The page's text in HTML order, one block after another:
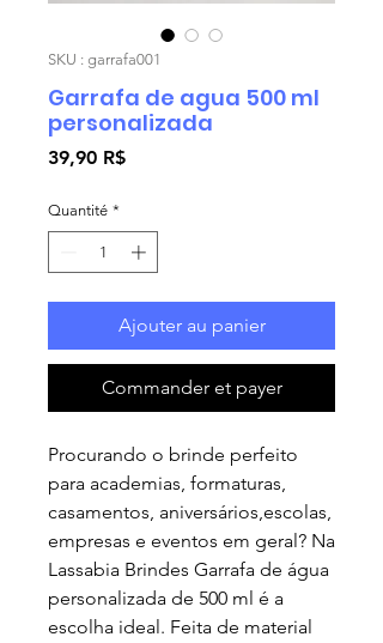
SKU : garrafa001
Garrafa de agua 500 ml
personalizada
39,90 R$Prix
Quantité *
Ajouter au panier
Commander et payer
Procurando o brinde perfeito
para academias, formaturas,
casamentos, aniversários,escolas,
empresas e eventos em geral? Na
Lassabia Brindes Garrafa de água
personalizada de 500 ml é a
escolha ideal. Feita de material